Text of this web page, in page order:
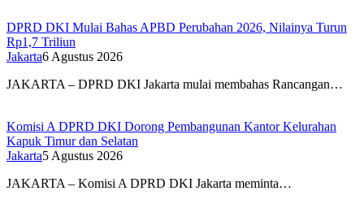
DPRD DKI Mulai Bahas APBD Perubahan 2026, Nilainya Turun
Rp1,7 Triliun
Jakarta6 Agustus 2026
JAKARTA – DPRD DKI Jakarta mulai membahas Rancangan…
Komisi A DPRD DKI Dorong Pembangunan Kantor Kelurahan
Kapuk Timur dan Selatan
Jakarta5 Agustus 2026
JAKARTA – Komisi A DPRD DKI Jakarta meminta…